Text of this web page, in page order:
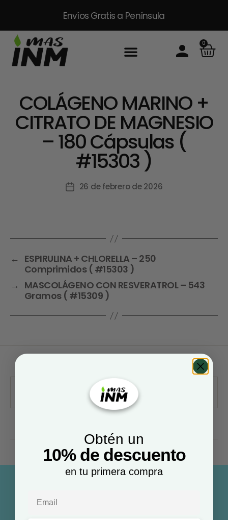
Envíos Gratis a Península
0
COLÁGENO MARINO +
CITRATO DE MAGNESIO
– 180 Cápsulas (
#15303 )
26 de febrero de 2026
← ESPIRULINA + CHLORELLA – 250
Comprimidos ( #15303 )
→ MASCOLÁGENO CON RESVERATROL – 543
Gramos ( #15309 )
Obtén un
10% de descuento
en tu primera compra